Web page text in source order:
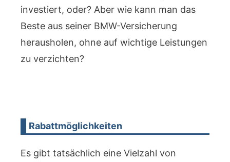
investiert, oder? Aber wie kann man das
Beste aus seiner BMW-Versicherung
herausholen, ohne auf wichtige Leistungen
zu verzichten?
Rabattmöglichkeiten
Es gibt tatsächlich eine Vielzahl von